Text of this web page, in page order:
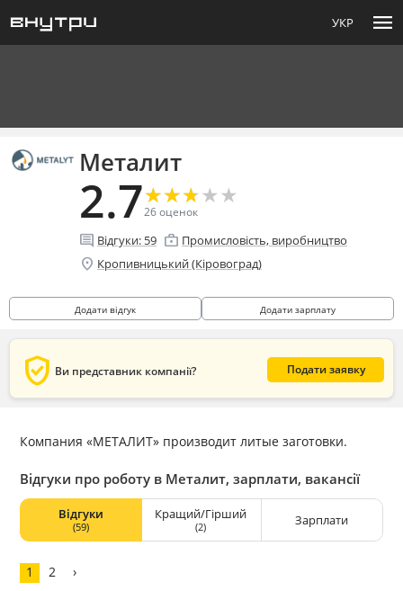
УКР menu
Металит
2.7★
★★
★★
★★
★★
★
26оценок
comment Відгуки: 59 enterprise Промисловість, виробництво
location_on Кропивницький (Кіровоград)
Додати відгук Додати зарплату
verified_user Ви представник компанії? Подати заявку
Компания «МЕТАЛИТ» производит литые заготовки.
Відгуки про роботу в Металит, зарплати, вакансії
Відгуки
(59)
Кращий/Гірший
(2) Зарплати
1 2 ›